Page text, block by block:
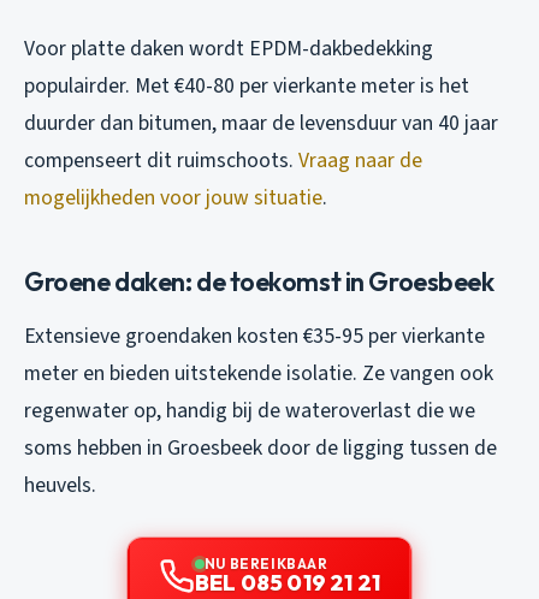
Voor platte daken wordt EPDM-dakbedekking
populairder. Met €40-80 per vierkante meter is het
duurder dan bitumen, maar de levensduur van 40 jaar
compenseert dit ruimschoots. Vraag naar de
mogelijkheden voor jouw situatie.
Groene daken: de toekomst in Groesbeek
Extensieve groendaken kosten €35-95 per vierkante
meter en bieden uitstekende isolatie. Ze vangen ook
regenwater op, handig bij de wateroverlast die we
soms hebben in Groesbeek door de ligging tussen de
heuvels.
NU BEREIKBAAR
BEL 085 019 21 21